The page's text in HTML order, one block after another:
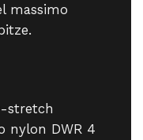
massimo
stretch
nylon DWR 4